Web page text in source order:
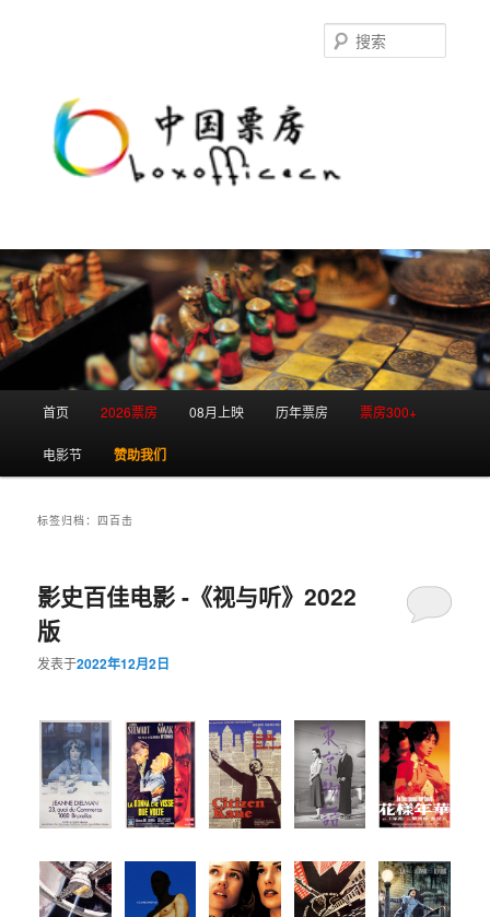
首页 2026票房 08月上映 历年票房 票房300+
电影节 赞助我们
标签归档： 四百击
影史百佳电影 -《视与听》2022
版
发表于2022年12月2日